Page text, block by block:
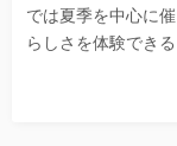
では夏季を中心に
らしさを体験でき